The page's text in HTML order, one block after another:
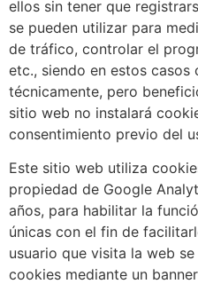
ellos sin tener que
se pueden utilizar para
de tráfico, controlar el
etc., siendo en estos casos
técnicamente, pero
sitio web no instalará
consentimiento previo del
Este sitio web utiliza
propiedad de Google
años, para habilitar la
únicas con el fin de
usuario que visita la web
cookies mediante un